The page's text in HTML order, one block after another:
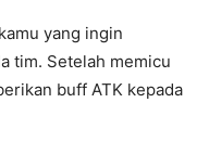
yang ingin
tim. Setelah memicu
buff ATK kepada